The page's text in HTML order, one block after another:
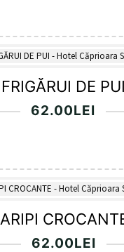
FRIGĂRUI DE PUI
62.00LEI
ARIPI
62.00LEI